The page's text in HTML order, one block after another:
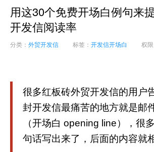
发
信
用这30个免费开场白例句来
开发信阅读率
分类： 外贸开发信 标签： 开发信开场白 权
很多红板砖外贸开发信的用户
封开发信最痛苦的地方就是邮
（开场白 opening line），很
句话写出来了，后面的内容就